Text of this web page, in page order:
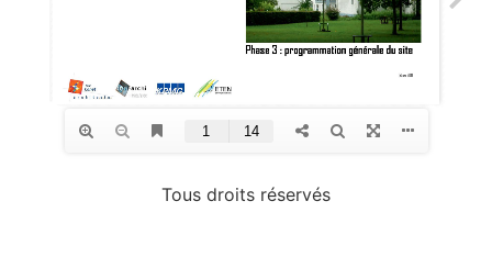
Tous droits réservés